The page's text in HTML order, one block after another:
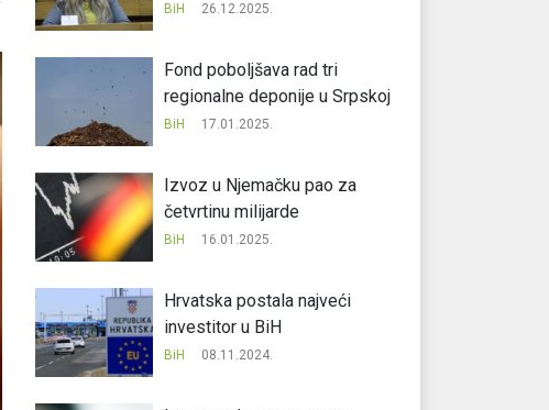
BiH 26.12.2025.
Fond poboljšava rad tri
regionalne deponije u Srpskoj
BiH 17.01.2025.
Izvoz u Njemačku pao za
četvrtinu milijarde
BiH 16.01.2025.
Hrvatska postala najveći
investitor u BiH
BiH 08.11.2024.